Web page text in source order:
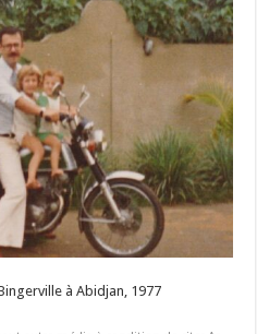
à Abidjan, 1977